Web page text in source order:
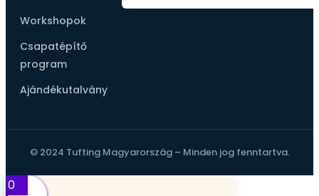
Workshopok
Csapatépítő
program
Ajándékutalvány
© 2024 Tufting Magyarország – Minden jog fenntartva.
0